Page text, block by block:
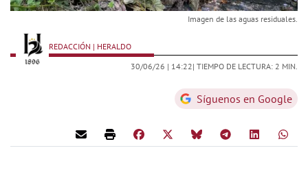
Imagen de las aguas residuales.
REDACCIÓN | HERALDO
30/06/26 | 14:22| TIEMPO DE LECTURA: 2 MIN.
Síguenos en Google